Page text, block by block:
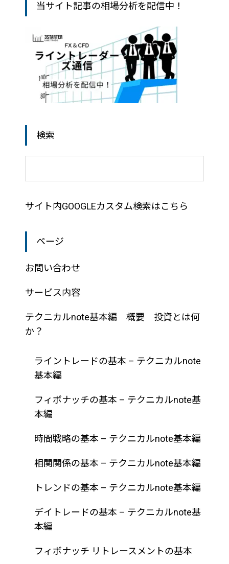
当サイト記事の相場分析を配信中！
検索
サイト内GOOGLEカスタム検索はこちら
ページ
お問い合わせ
サービス内容
テクニカルnote基本編 概要 投資とは何
か？
ライントレードの基本 – テクニカルnote
基本編
フィボナッチの基本 – テクニカルnote基
本編
時間戦略の基本 – テクニカルnote基本編
相関関係の基本 – テクニカルnote基本編
トレンドの基本 – テクニカルnote基本編
デイトレードの基本 – テクニカルnote基
本編
フィボナッチ リトレースメントの基本